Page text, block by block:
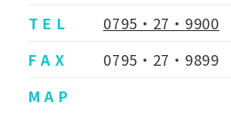
T E L
0795・27・9900
F A X
0795・27・9899
M A P